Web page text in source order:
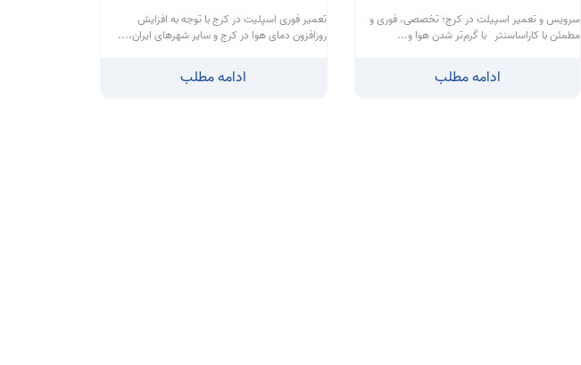
سرویس و تعمیر اسپیلت در کرج؛ تخصصی، فوری و
مطمئن با کاراساسنتر با گرم‌تر شدن هوا و...
ادامه مطلب
تعمیر فوری اسپلیت در کرج با توجه به افزایش
روزافزون دمای هوا در کرج و سایر شهرهای ایران،...
ادامه مطلب